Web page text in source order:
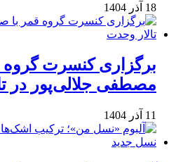
18 آذر 1404
برگزاری کنسرت گروه
مصطفی جلالی‌پور در
11 آذر 1404